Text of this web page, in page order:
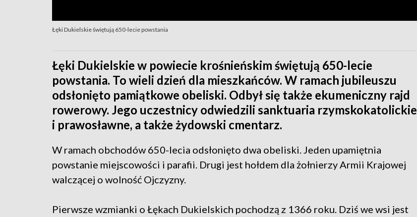
Łęki Dukielskie świętują 650-lecie powstania
Łęki Dukielskie w powiecie krośnieńskim świętują 650-lecie
powstania. To wieli dzień dla mieszkańców. W ramach jubileuszu
odsłonięto pamiątkowe obeliski. Odbył się także ekumeniczny rajd
rowerowy. Jego uczestnicy odwiedzili sanktuaria rzymskokatolickie
i prawosławne, a także żydowski cmentarz.
W ramach obchodów 650-lecia odsłonięto dwa obeliski. Jeden upamiętnia
powstanie miejscowości i parafii. Drugi jest hołdem dla żołnierzy Armii Krajowej
walczącej o wolność Ojczyzny.
Pierwsze wzmianki o Łękach Dukielskich pochodzą z 1366 roku. Dziś we wsi jest